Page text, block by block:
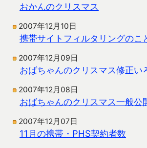
おかんのクリスマス
2007年12月10日
携帯サイトフィルタリングのこ
2007年12月09日
おばちゃんのクリスマス修正い
2007年12月08日
おばちゃんのクリスマス一般公
2007年12月07日
11月の携帯・PHS契約者数